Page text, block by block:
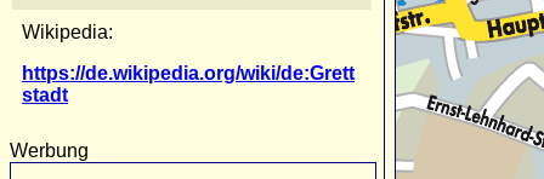
Wikipedia:
https://de.wikipedia.org/wiki/de:Grett
stadt
Werbung